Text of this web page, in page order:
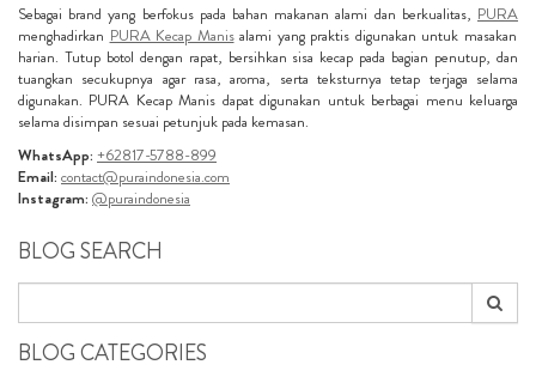
Sebagai brand yang berfokus pada bahan makanan alami dan berkualitas, PURA
menghadirkan PURA Kecap Manisalami yang praktis digunakan untuk masakan
harian. Tutup botol dengan rapat, bersihkan sisa kecap pada bagian penutup, dan
tuangkan secukupnya agar rasa, aroma, serta teksturnya tetap terjaga selama
digunakan. PURA Kecap Manis dapat digunakan untuk berbagai menu keluarga
selama disimpan sesuai petunjuk pada kemasan.
WhatsApp: +62817-5788-899
Email: contact@puraindonesia.com
Instagram: @puraindonesia
BLOG SEARCH
BLOG CATEGORIES